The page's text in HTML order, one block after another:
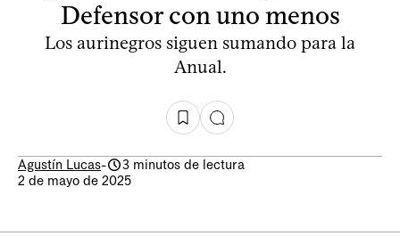
Defensor con uno menos
Los aurinegros siguen sumando para la
Anual.
Agustín Lucas-
3 minutos de lectura
2 de mayo de 2025